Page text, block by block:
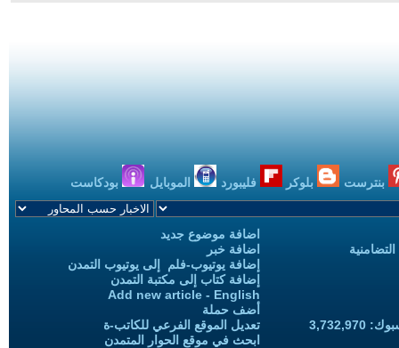
بنترست بلوكر فليبورد الموبايل بودكاست
اضافة موضوع جديد
اضافة خبر
إضافة يوتيوب-فلم إلى يوتيوب التمدن
إضافة كتاب إلى مكتبة التمدن
Add new article - English
أضف حملة
تعديل الموقع الفرعي للكاتب-ة
ابحث في موقع الحوار المتمدن